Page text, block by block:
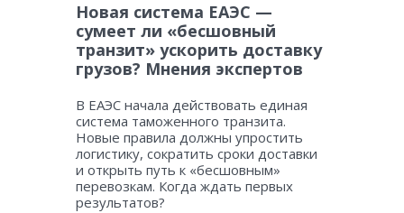
Новая система ЕАЭС —
сумеет ли «бесшовный
транзит» ускорить доставку
грузов? Мнения экспертов
В ЕАЭС начала действовать единая
система таможенного транзита.
Новые правила должны упростить
логистику, сократить сроки доставки
и открыть путь к «бесшовным»
перевозкам. Когда ждать первых
результатов?